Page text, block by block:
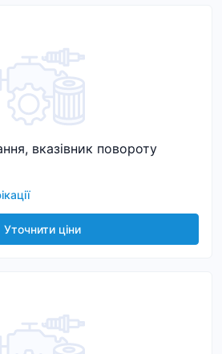
вказівник повороту
Уточнити ціни